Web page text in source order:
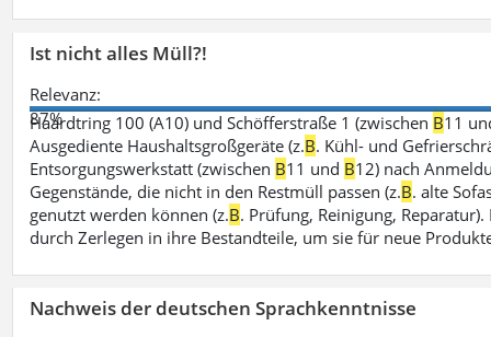
Ist nicht alles Müll?!
Relevanz:
87%
Haardtring 100 (A10) und Schöfferstraße 1 (zwischen B11
Ausgediente Haushaltsgroßgeräte (z.B. Kühl- und
Entsorgungswerkstatt (zwischen B11 und B12) nach
Gegenstände, die nicht in den Restmüll passen (z.B. alte
genutzt werden können (z.B. Prüfung, Reinigung,
durch Zerlegen in ihre Bestandteile, um sie für neue
Nachweis der deutschen Sprachkenntnisse